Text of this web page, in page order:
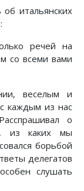
итальянских
речей на
со всеми вами
веселым и
каждым из нас
о
из каких мы
борьбой
делегатов
слушать